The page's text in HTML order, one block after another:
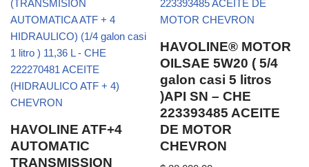
HAVOLINE ATF+4
AUTOMATIC
TRANSMISSION
HAVOLINE® MOTOR
OILSAE 5W20 ( 5/4
galon casi 5 litros
)API SN – CHE
223393485 ACEITE
DE MOTOR
CHEVRON